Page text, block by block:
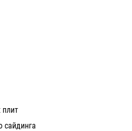
сайдинга